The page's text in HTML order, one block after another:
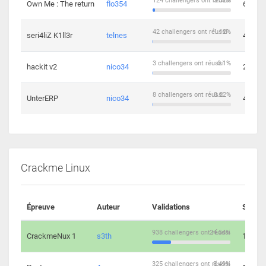
Own Me : The return flo354 6
seri4liZ K1ll3r telnes 1.12%
42 challengers ont réussi 4
hackit v2 nico34 0.1%
3 challengers ont réussi 2
UnterERP nico34 0.22%
8 challengers ont réussi 4
Crackme Linux
Épreuve Auteur Validations
CrackmeNux 1 s3th 24.54%
938 challengers ont réussi 14
8.49%
325 challengers ont réussi